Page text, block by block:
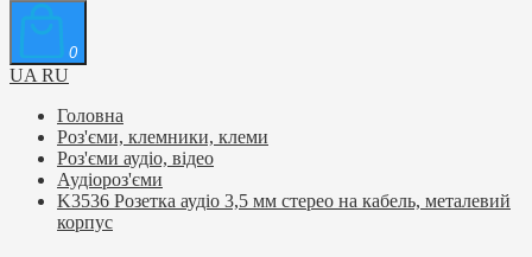
0
UA RU
Головна
Роз'єми, клемники, клеми
Роз'єми аудіо, відео
Аудіороз'єми
K3536 Розетка аудіо 3,5 мм стерео на кабель, металевий
корпус